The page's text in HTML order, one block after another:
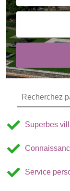
search
Superbes
Service